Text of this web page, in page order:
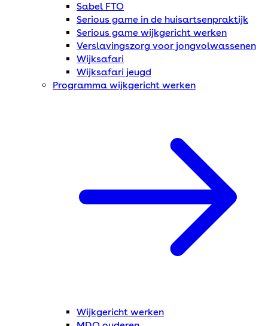
Sabel FTO
Serious game in de huisartsenpraktijk
Serious game wijkgericht werken
Verslavingszorg voor jongvolwassenen
Wijksafari
Wijksafari jeugd
Programma wijkgericht werken
Wijkgericht werken